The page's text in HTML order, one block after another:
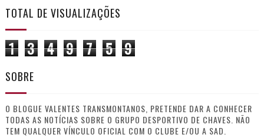
TOTAL DE VISUALIZAÇÕES
1 3 4 9 7 5 9
SOBRE
O BLOGUE VALENTES TRANSMONTANOS, PRETENDE DAR A CONHECER
TODAS AS NOTÍCIAS SOBRE O GRUPO DESPORTIVO DE CHAVES. NÃO
TEM QUALQUER VÍNCULO OFICIAL COM O CLUBE E/OU A SAD.